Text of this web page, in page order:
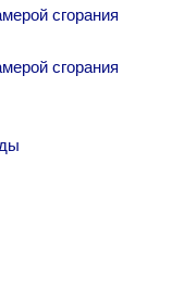
сгорания
сгорания